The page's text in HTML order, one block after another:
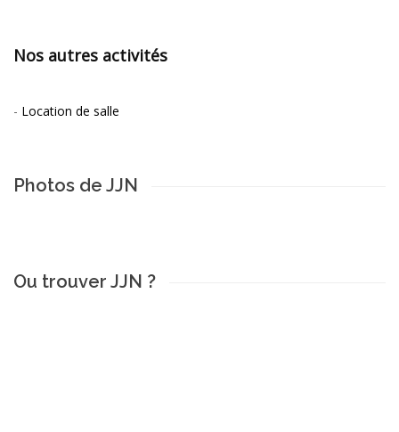
Nos autres activités
- Location de salle
Photos de JJN
Ou trouver JJN ?